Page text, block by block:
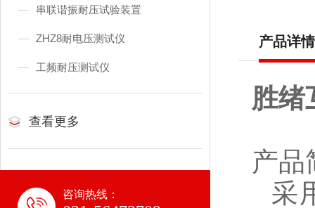
串联谐振耐压试验装置
ZHZ8耐电压测试仪
工频耐压测试仪
查看更多
咨询热线：
产品详情
胜绪
产品
采